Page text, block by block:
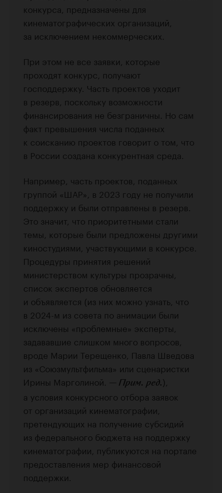
конкурса, предназначены для
кинематографических организаций,
за исключением некоммерческих.
При этом не все заявки, которые
проходят конкурс, получают
господдержку. Часть проектов уходит
в резерв, поскольку возможности
финансирования не безграничны. Но сам
факт превышения числа поданных
к соисканию проектов говорит о том, что
в России создана конкурентная среда.
Например, часть проектов, поданных
группой «ШАР», в 2023 году не получили
поддержку и были отправлены в резерв.
Это значит, что приоритетными стали
темы, которые были предложены другими
киностудиями, участвующими в конкурсе.
Процедуры принятия решений
министерством культуры прозрачны,
список экспертов обновляется
и объявляется (из них можно узнать, что
в 2024-м из совета по анимации были
исключены «проблемные» эксперты,
задававшие слишком много вопросов,
вроде Марии Терещенко, Павла Шведова
из «Союзмультфильма» или сценаристки
Ирины Марголиной.
— Прим. ред.),
а условия конкурсного отбора заявок
от организаций кинематографии,
претендующих на получение субсидий
из федерального бюджета на поддержку
кинематографии, публикуются на портале
предоставления мер финансовой
поддержки.